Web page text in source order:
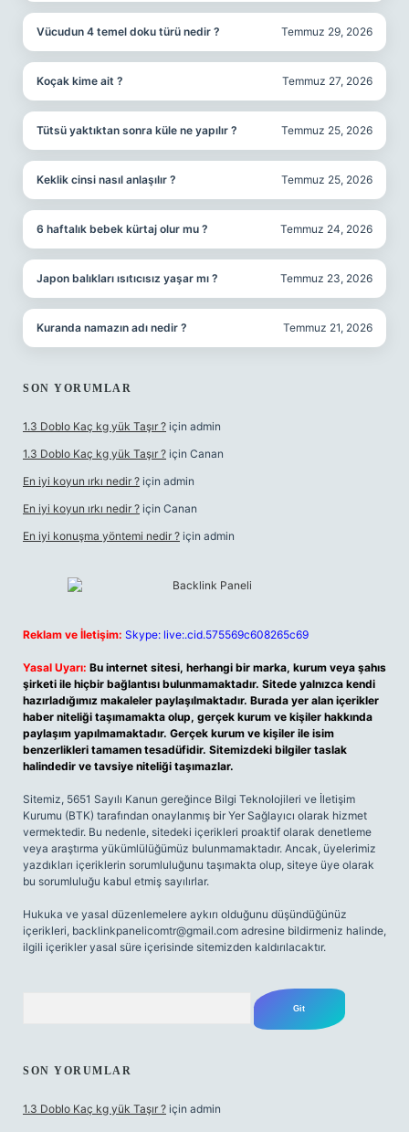
Vücudun 4 temel doku türü nedir ? Temmuz 29, 2026
Koçak kime ait ? Temmuz 27, 2026
Tütsü yaktıktan sonra küle ne yapılır ? Temmuz 25, 2026
Keklik cinsi nasıl anlaşılır ? Temmuz 25, 2026
6 haftalık bebek kürtaj olur mu ? Temmuz 24, 2026
Japon balıkları ısıtıcısız yaşar mı ? Temmuz 23, 2026
Kuranda namazın adı nedir ? Temmuz 21, 2026
SON YORUMLAR
1.3 Doblo Kaç kg yük Taşır ? için admin
1.3 Doblo Kaç kg yük Taşır ? için Canan
En iyi koyun ırkı nedir ? için admin
En iyi koyun ırkı nedir ? için Canan
En iyi konuşma yöntemi nedir ? için admin
Reklam ve İletişim: Skype: live:.cid.575569c608265c69
Yasal Uyarı: Bu internet sitesi, herhangi bir marka, kurum veya şahıs
şirketi ile hiçbir bağlantısı bulunmamaktadır. Sitede yalnızca kendi
hazırladığımız makaleler paylaşılmaktadır. Burada yer alan içerikler
haber niteliği taşımamakta olup, gerçek kurum ve kişiler hakkında
paylaşım yapılmamaktadır. Gerçek kurum ve kişiler ile isim
benzerlikleri tamamen tesadüfidir. Sitemizdeki bilgiler taslak
halindedir ve tavsiye niteliği taşımazlar.
Sitemiz, 5651 Sayılı Kanun gereğince Bilgi Teknolojileri ve İletişim
Kurumu (BTK) tarafından onaylanmış bir Yer Sağlayıcı olarak hizmet
vermektedir. Bu nedenle, sitedeki içerikleri proaktif olarak denetleme
veya araştırma yükümlülüğümüz bulunmamaktadır. Ancak, üyelerimiz
yazdıkları içeriklerin sorumluluğunu taşımakta olup, siteye üye olarak
bu sorumluluğu kabul etmiş sayılırlar.
Hukuka ve yasal düzenlemelere aykırı olduğunu düşündüğünüz
içerikleri, backlinkpanelicomtr@gmail.com adresine bildirmeniz halinde,
ilgili içerikler yasal süre içerisinde sitemizden kaldırılacaktır.
SON YORUMLAR
1.3 Doblo Kaç kg yük Taşır ? için admin